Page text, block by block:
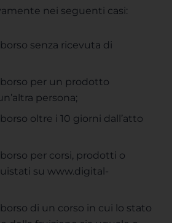
nei seguenti casi:
senza ricevuta di
per un prodotto
persona;
oltre i 10 giorni dall’atto
per corsi, prodotti o
su www.digital-
di un corso in cui lo stato